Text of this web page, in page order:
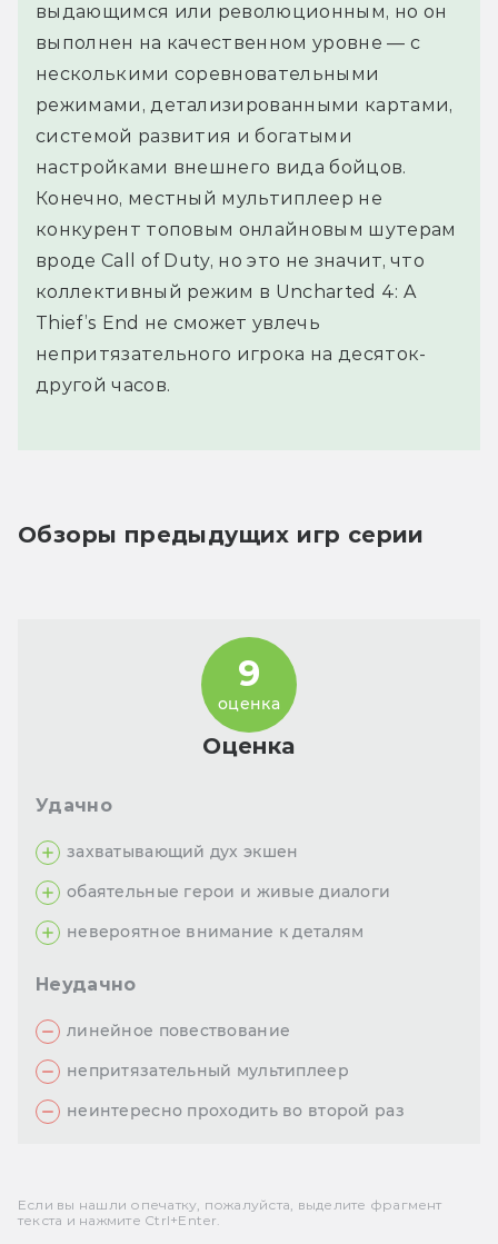
выдающимся или революционным, но он
выполнен на качественном уровне — с
несколькими соревновательными
режимами, детализированными картами,
системой развития и богатыми
настройками внешнего вида бойцов.
Конечно, местный мультиплеер не
конкурент топовым онлайновым шутерам
вроде Call of Duty, но это не значит, что
коллективный режим в Uncharted 4: A
Thief’s End не сможет увлечь
непритязательного игрока на десяток-
другой часов.
Обзоры предыдущих игр серии
Оценка
9
оценка
Удачно
захватывающий дух экшен
обаятельные герои и живые диалоги
невероятное внимание к деталям
Неудачно
линейное повествование
непритязательный мультиплеер
неинтересно проходить во второй раз
Если вы нашли опечатку, пожалуйста, выделите фрагмент
текста и нажмите Ctrl+Enter.